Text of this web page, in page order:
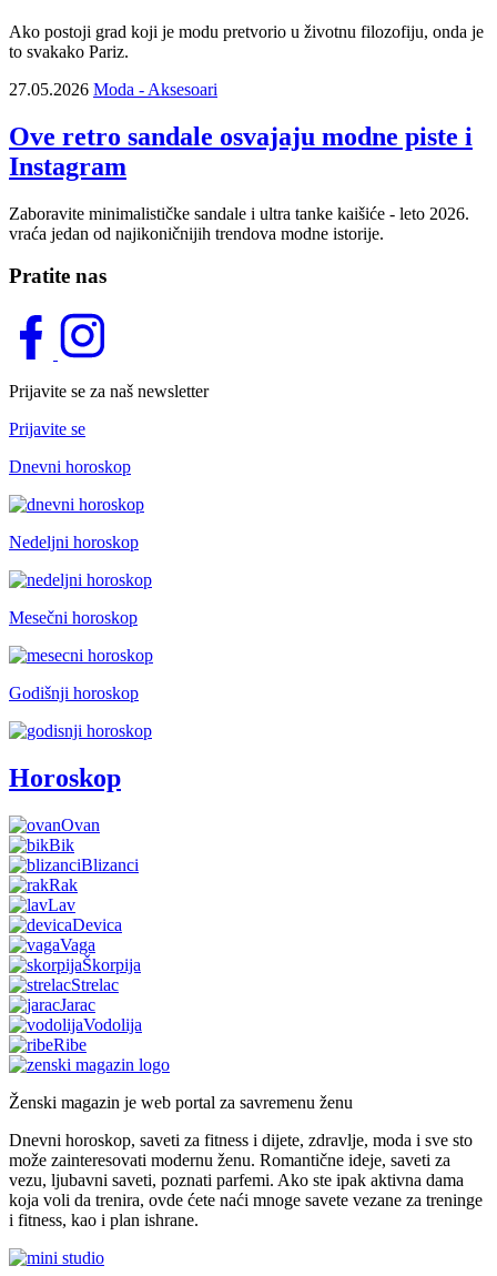
Ako postoji grad koji je modu pretvorio u životnu filozofiju, onda je
to svakako Pariz.
27.05.2026 Moda - Aksesoari
Ove retro sandale osvajaju modne piste i
Instagram
Zaboravite minimalističke sandale i ultra tanke kaišiće - leto 2026.
vraća jedan od najikoničnijih trendova modne istorije.
Pratite nas
Prijavite se za naš newsletter
Prijavite se
Dnevni horoskop
Nedeljni horoskop
Mesečni horoskop
Godišnji horoskop
Horoskop
Ovan
Bik
Blizanci
Rak
Lav
Devica
Vaga
Škorpija
Strelac
Jarac
Vodolija
Ribe
Ženski magazin je web portal za savremenu ženu
Dnevni horoskop, saveti za fitness i dijete, zdravlje, moda i sve sto
može zainteresovati modernu ženu. Romantične ideje, saveti za
vezu, ljubavni saveti, poznati parfemi. Ako ste ipak aktivna dama
koja voli da trenira, ovde ćete naći mnoge savete vezane za treninge
i fitness, kao i plan ishrane.